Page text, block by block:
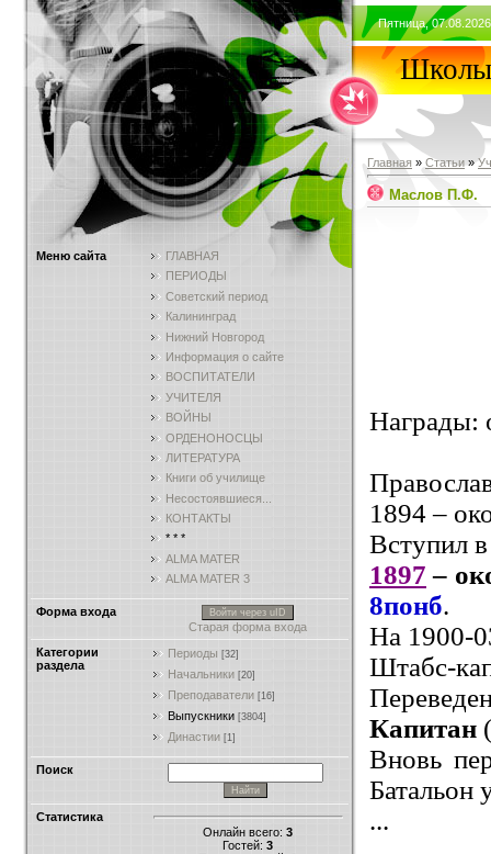
Меню сайта
ГЛАВНАЯ
ПЕРИОДЫ
Советский период
Калининград
Нижний Новгород
Информация о сайте
ВОСПИТАТЕЛИ
УЧИТЕЛЯ
ВОЙНЫ
ОРДЕНОНОСЦЫ
ЛИТЕРАТУРА
Книги об училище
Несостоявшиеся...
КОНТАКТЫ
* * *
ALMA MATER
ALMA MATER 3
Форма входа Войти через uID
Старая форма входа
Категории
раздела
Периоды [32]
Начальники [20]
Преподаватели [16]
Выпускники [3804]
Династии [1]
Поиск
Статистика
Онлайн всего: 3
Гостей: 3
Пятница,
Школы
Главная » Статьи »
Маслов П.Ф.
Награды:
1894 –
Вступил
1897 –
8понб.
На 1900-
Штабс-
Капитан
Вновь
Батальон
...